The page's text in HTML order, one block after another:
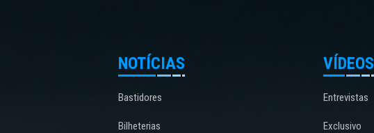
NOTÍCIAS
Bastidores
Bilheterias
VÍDEOS
Entrevistas
Exclusivo